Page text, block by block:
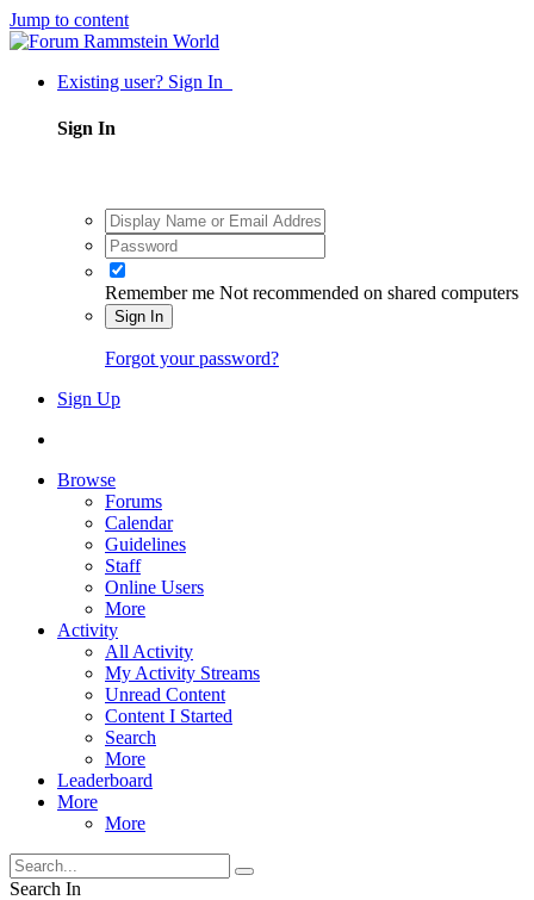
Jump to content
Existing user? Sign In
Sign In
Remember me Not recommended on shared computers
Sign In
Forgot your password?
Sign Up
Browse
Forums
Calendar
Guidelines
Staff
Online Users
More
Activity
All Activity
My Activity Streams
Unread Content
Content I Started
Search
More
Leaderboard
More
More
Search In